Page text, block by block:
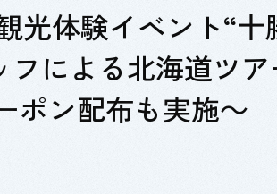
光体験イベント“十
フによる北海道ツ
ポン配布も実施～